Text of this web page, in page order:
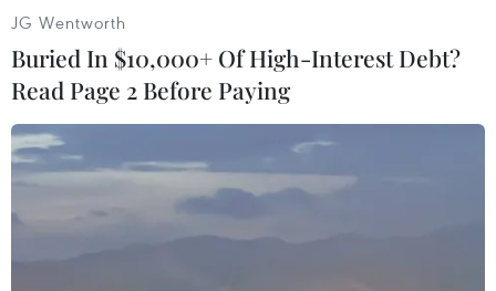
JG Wentworth
Buried In $10,000+ Of High-Interest Debt?
Read Page 2 Before Paying